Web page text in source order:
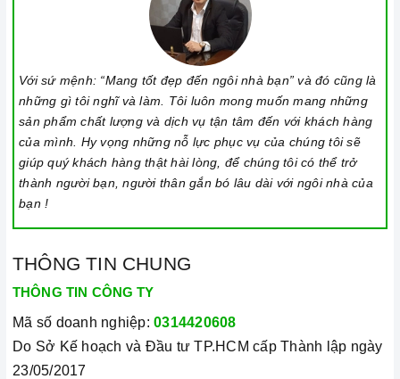
Với sứ mệnh: “Mang tốt đẹp đến ngôi nhà bạn” và đó cũng là
những gì tôi nghĩ và làm. Tôi luôn mong muốn mang những
sản phẩm chất lượng và dịch vụ tận tâm đến với khách hàng
của mình. Hy vọng những nỗ lực phục vụ của chúng tôi sẽ
giúp quý khách hàng thật hài lòng, để chúng tôi có thể trở
thành người bạn, người thân gắn bó lâu dài với ngôi nhà của
bạn !
THÔNG TIN CHUNG
THÔNG TIN CÔNG TY
Mã số doanh nghiệp: 0314420608
Do Sở Kế hoạch và Đầu tư TP.HCM cấp Thành lập ngày
23/05/2017